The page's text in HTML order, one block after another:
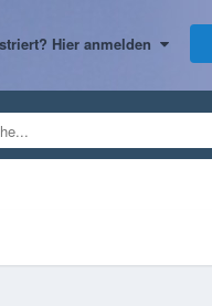
Hier anmelden